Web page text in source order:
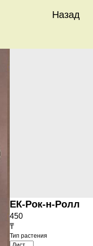
Назад
ЕК-Рок-н-Ролл
450
₸
Тип растения